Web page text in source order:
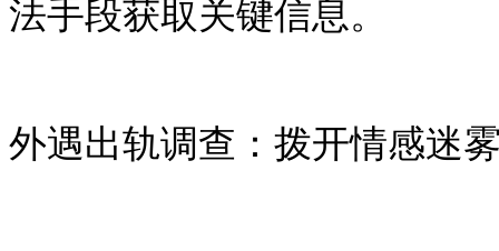
法手段获取关键信息。
外遇出轨调查：拨开情感迷